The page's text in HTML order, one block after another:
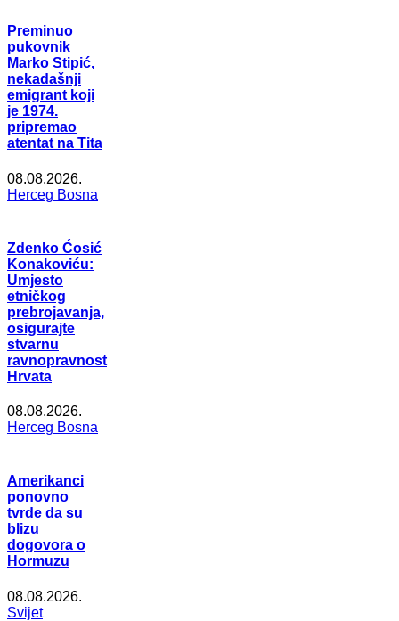
Preminuo
pukovnik
Marko Stipić,
nekadašnji
emigrant koji
je 1974.
pripremao
atentat na Tita
08.08.2026.
Herceg Bosna
Zdenko Ćosić
Konakoviću:
Umjesto
etničkog
prebrojavanja,
osigurajte
stvarnu
ravnopravnost
Hrvata
08.08.2026.
Herceg Bosna
Amerikanci
ponovno
tvrde da su
blizu
dogovora o
Hormuzu
08.08.2026.
Svijet